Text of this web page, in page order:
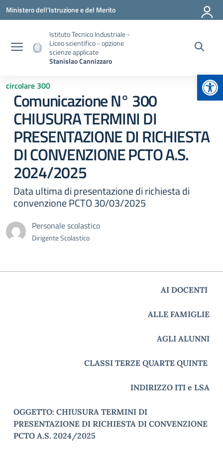
Vai ai contenuti
Vai al menu di navigazione
Vai al footer
Ministero dell'Istruzione e del Merito
Istituto Tecnico Industriale -
Liceo scientifico - opzione
scienze applicate
Stanislao Cannizzaro
circolare 300
Comunicazione N° 300
CHIUSURA TERMINI DI
PRESENTAZIONE DI RICHIESTA
DI CONVENZIONE PCTO A.S.
2024/2025
Data ultima di presentazione di richiesta di
convenzione PCTO 30/03/2025
Personale scolastico
Dirigente Scolastico
AI DOCENTI
ALLE FAMIGLIE
AGLI ALUNNI
CLASSI TERZE QUARTE QUINTE
INDIRIZZO ITI e LSA
OGGETTO: CHIUSURA TERMINI DI
PRESENTAZIONE DI RICHIESTA DI CONVENZIONE
PCTO A.S. 2024/2025